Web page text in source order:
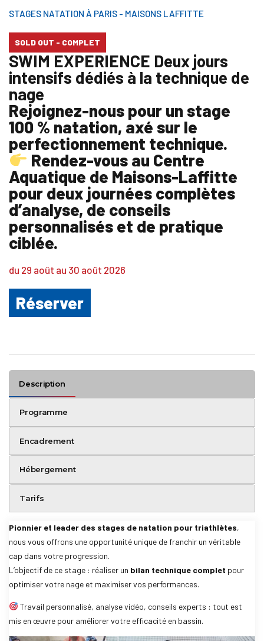
STAGES NATATION À PARIS - MAISONS LAFFITTE
SOLD OUT - COMPLET
SWIM EXPERIENCE Deux jours
intensifs dédiés à la technique de
nage
Rejoignez-nous pour un stage
100 % natation, axé sur le
perfectionnement technique.
Rendez-vous au Centre
Aquatique de Maisons-Laffitte
pour deux journées complètes
d’analyse, de conseils
personnalisés et de pratique
ciblée.
du 29 août au 30 août 2026
Réserver
Description
Programme
Encadrement
Hébergement
Tarifs
Pionnier et leader des stages de natation pour triathlètes,
nous vous offrons une opportunité unique de franchir un véritable
cap dans votre progression.
L’objectif de ce stage : réaliser un bilan technique complet pour
optimiser votre nage et maximiser vos performances.
Travail personnalisé, analyse vidéo, conseils experts : tout est
mis en œuvre pour améliorer votre efficacité en bassin.